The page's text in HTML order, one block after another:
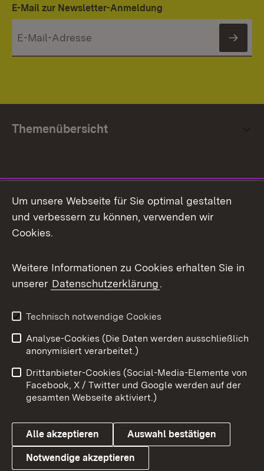
E-Mail zur Newsletter-Anmeldung
Themenübersicht
Facebook
X / Twitter
Youtube
Link zum Landesportal
Impressum
Kontakt
Barrierefreiheit
Datenschutz
Cookies
Um unsere Webseite für Sie optimal gestalten
und verbessern zu können, verwenden wir
Cookies.
Weitere Informationen zu Cookies erhalten Sie in
unserer Datenschutzerklärung.
Technisch notwendige Cookies
Analyse-Cookies (Die Daten werden ausschließlich
anonymisiert verarbeitet.)
Drittanbieter-Cookies (Social-Media-Elemente von
Facebook, X / Twitter und Google werden auf der
gesamten Webseite aktiviert.)
Alle akzeptieren Auswahl bestätigen
Notwendige akzeptieren